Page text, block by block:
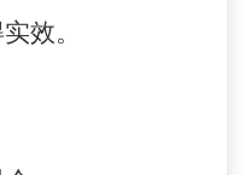
效。